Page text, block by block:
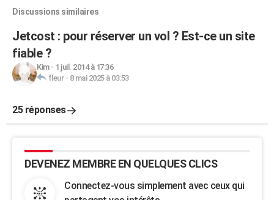
Discussions similaires
Jetcost : pour réserver un vol ? Est-ce un site
fiable ?
Kim- 1 juil. 2014 à 17:36
fleur- 8 mai 2025 à 03:53
25 réponses
DEVENEZ MEMBRE EN QUELQUES CLICS
Connectez-vous simplement avec ceux qui